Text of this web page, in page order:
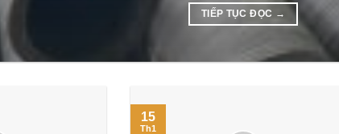
TIẾP TỤC ĐỌC →
15
Th1